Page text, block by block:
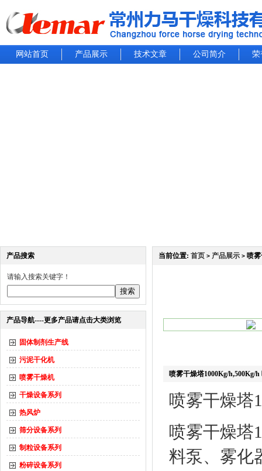
网站首页 产品展示 技术文章 公司简介 荣
产品搜索
请输入搜索关键字！
产品导航----更多产品请点击大类浏览
固体制剂生产线
污泥干化机
喷雾干燥机
干燥设备系列
热风炉
筛分设备系列
制粒设备系列
粉碎设备系列
当前位置: 首页 > 产品展示 > 喷雾
喷雾干燥塔1000Kg/h,500Kg/
喷雾干燥塔
喷雾干燥塔
料泵、雾化